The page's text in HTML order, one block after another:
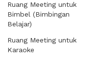
Ruang Meeting untuk
Bimbel (Bimbingan
Belajar)
Ruang Meeting untuk
Karaoke